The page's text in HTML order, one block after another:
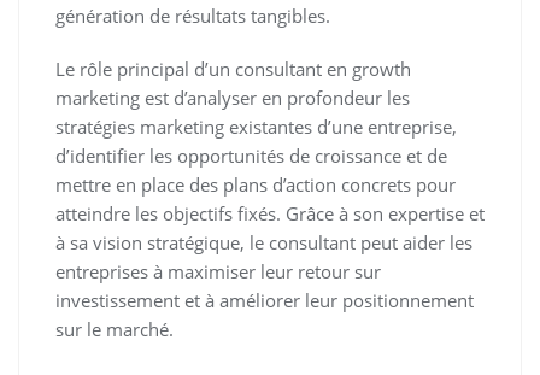
génération de résultats tangibles.
Le rôle principal d’un consultant en growth
marketing est d’analyser en profondeur les
stratégies marketing existantes d’une entreprise,
d’identifier les opportunités de croissance et de
mettre en place des plans d’action concrets pour
atteindre les objectifs fixés. Grâce à son expertise et
à sa vision stratégique, le consultant peut aider les
entreprises à maximiser leur retour sur
investissement et à améliorer leur positionnement
sur le marché.